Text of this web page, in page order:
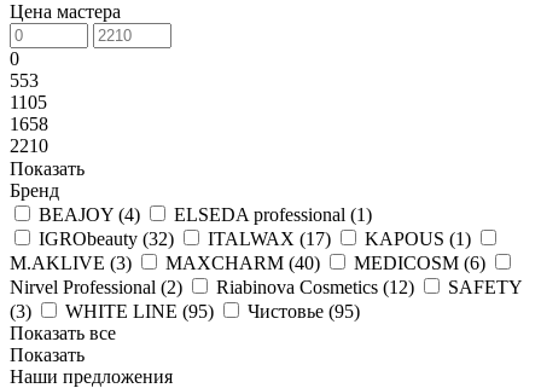
Цена мастера
0
553
1105
1658
2210
Показать
Бренд
BEAJOY (4) ELSEDA professional (1)
IGRObeauty (32) ITALWAX (17) KAPOUS (1)
M.AKLIVE (3) MAXCHARM (40) MEDICOSM (6)
Nirvel Professional (2) Riabinova Cosmetics (12)
SAFETY
(3) WHITE LINE (95) Чистовье (95)
Показать все
Показать
Наши предложения